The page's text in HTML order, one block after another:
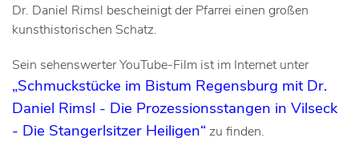
Dr. Daniel Rimsl bescheinigt der Pfarrei einen großen
kunsthistorischen Schatz.
Sein sehenswerter YouTube-Film ist im Internet unter
„Schmuckstücke im Bistum Regensburg mit Dr.
Daniel Rimsl - Die Prozessionsstangen in Vilseck
- Die Stangerlsitzer Heiligen“zu finden.